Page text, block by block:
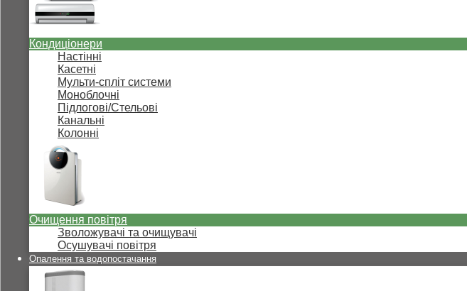
Кондиціонери
Настінні
Касетні
Мульти-спліт системи
Моноблочні
Підлогові/Стельові
Канальні
Колонні
Очищення повітря
Зволожувачі та очищувачі
Осушувачі повітря
Опалення та водопостачання